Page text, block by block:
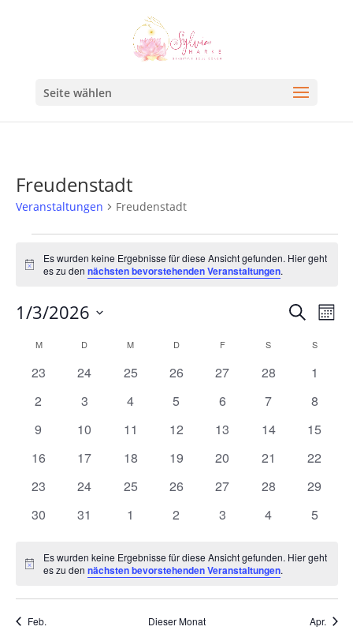
Seite wählen
Freudenstadt
Veranstaltungen Freudenstadt
Hinweis
Es wurden keine Ergebnisse für diese Ansicht gefunden. Hier geht
es zu dennächsten bevorstehenden Veranstaltungen.
Suche
und
Suche
1/3/2026
Kalender
von
Veranstaltungen
M D M D F S S
0
23
0
24
0
25
0
26
0
27
0
28
0
1
0
2
0
3
0
4
0
5
0
6
0
7
0
8
0
9
0
10
0
11
0
12
0
13
0
14
0
15
0
16
0
17
0
18
0
19
0
20
0
21
0
22
0
23
0
24
0
25
0
26
0
27
0
28
0
29
0
30
0
31
0
1
0
2
0
3
0
4
0
5
Hinweis
Es wurden keine Ergebnisse für diese Ansicht gefunden. Hier geht
es zu dennächsten bevorstehenden Veranstaltungen.
Feb. Dieser Monat Apr.